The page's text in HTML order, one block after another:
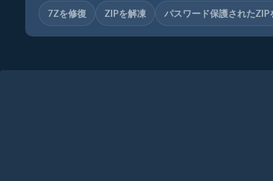
7Zを修復 ZIPを解凍 パスワード保護されたZIP